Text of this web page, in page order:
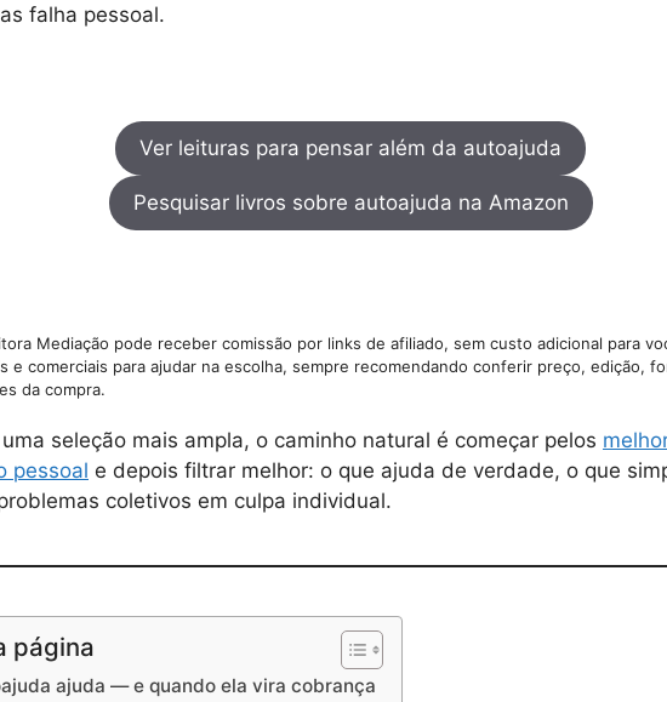
falha pessoal.
Ver leituras para pensar além da autoajuda
Pesquisar livros sobre autoajuda na Amazon
Mediação pode receber comissão por links de afiliado, sem custo adicional para
e comerciais para ajudar na escolha, sempre recomendando conferir preço, edição,
da compra.
seleção mais ampla, o caminho natural é começar pelos
pessoal e depois filtrar melhor: o que ajuda de verdade, o que
coletivos em culpa individual.
página
ajuda — e quando ela vira cobrança